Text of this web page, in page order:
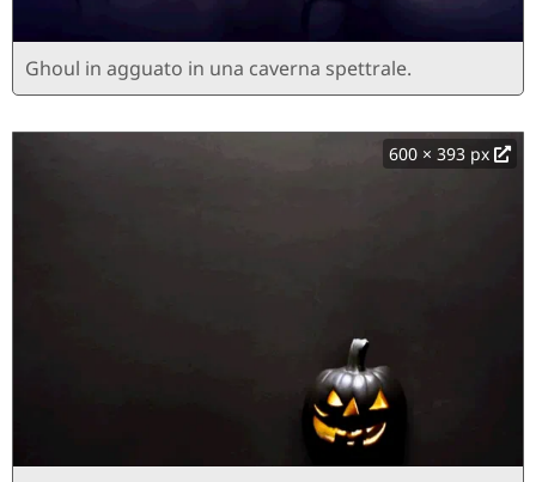
Ghoul in agguato in una caverna spettrale.
600 × 393 px